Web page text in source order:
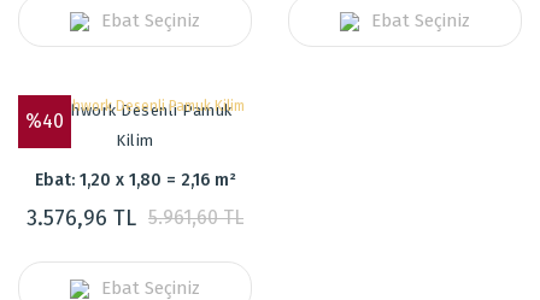
Ebat Seçiniz Ebat Seçiniz
%40
Patchwork Desenli Pamuk
Kilim
Ebat: 1,20 x 1,80 = 2,16 m²
3.576,96 TL 5.961,60 TL
Ebat Seçiniz